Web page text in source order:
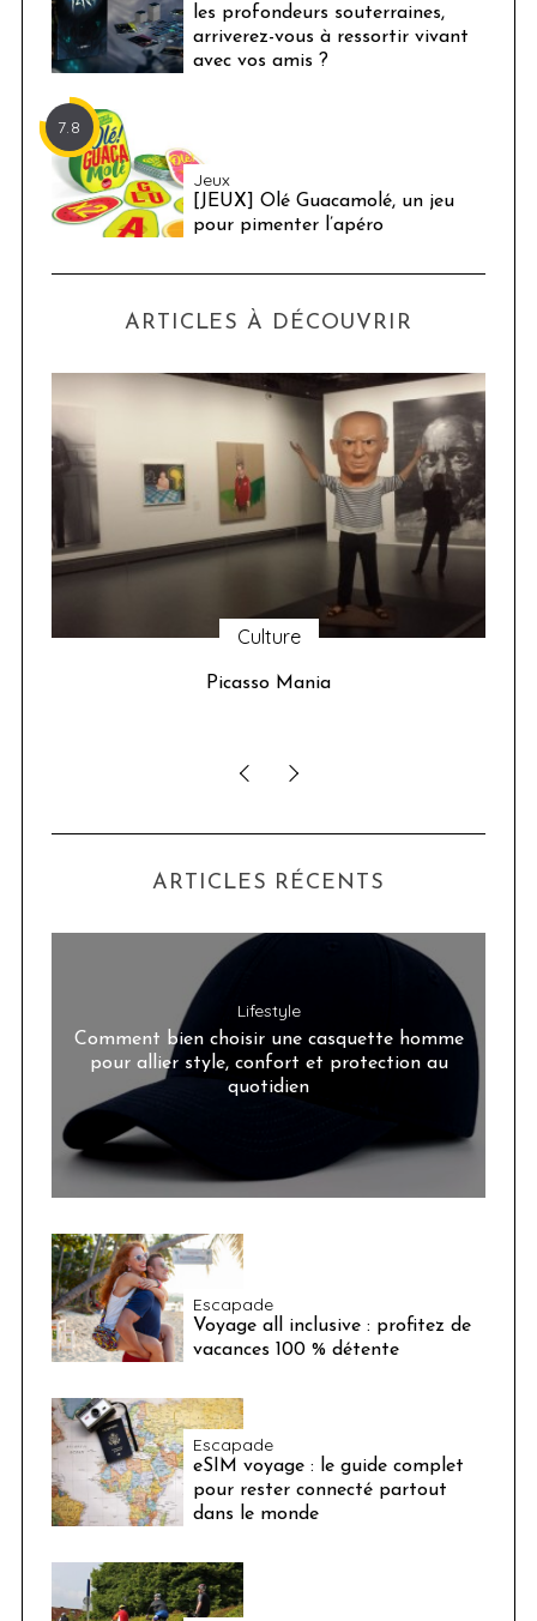
les profondeurs souterraines,
arriverez-vous à ressortir vivant
avec vos amis ?
7.8
Jeux
[JEUX] Olé Guacamolé, un jeu
pour pimenter l’apéro
ARTICLES À DÉCOUVRIR
Culture
Picasso Mania
ARTICLES RÉCENTS
Lifestyle
Comment bien choisir une casquette homme
pour allier style, confort et protection au
quotidien
Escapade
Voyage all inclusive : profitez de
vacances 100 % détente
Escapade
eSIM voyage : le guide complet
pour rester connecté partout
dans le monde